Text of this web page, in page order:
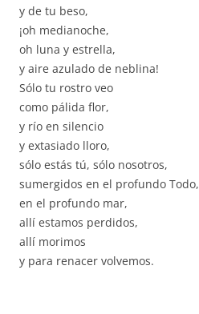
y de tu beso,
¡oh medianoche,
oh luna y estrella,
y aire azulado de neblina!
Sólo tu rostro veo
como pálida flor,
y río en silencio
y extasiado lloro,
sólo estás tú, sólo nosotros,
sumergidos en el profundo Todo,
en el profundo mar,
allí estamos perdidos,
allí morimos
y para renacer volvemos.